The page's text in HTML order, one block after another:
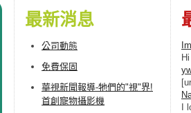
最新消息
公司動態
免費保固
華視新聞報導-牠們的"視"界!
首創寵物攝影機
I